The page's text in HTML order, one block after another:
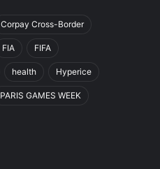
Corpay Cross-Border
FIA FIFA
health Hyperice
PARIS GAMES WEEK